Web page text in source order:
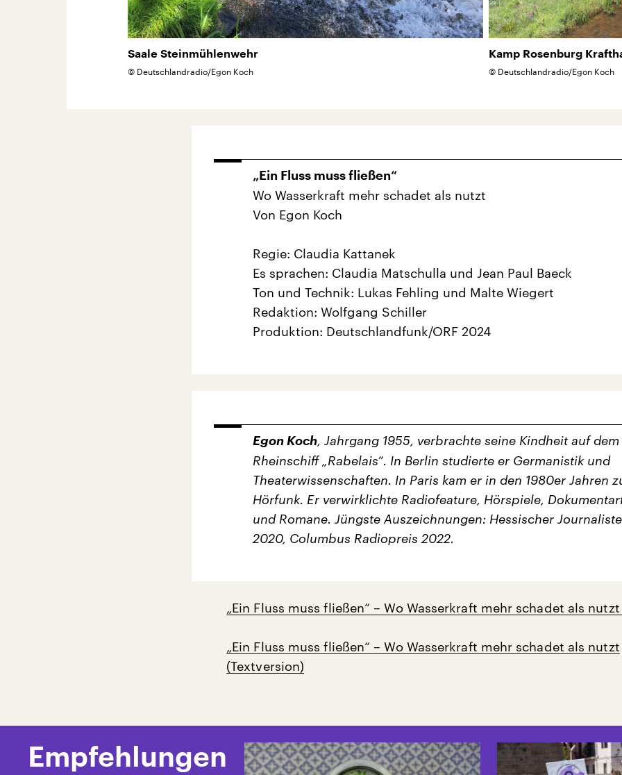
Saale Steinmühlenwehr
© Deutschlandradio/Egon Koch
Kamp Rosenburg
© Deutschlandradio/Egon Koch
„Ein Fluss muss fließen“
Wo Wasserkraft mehr schadet als nutzt
Von Egon Koch
Regie: Claudia Kattanek
Es sprachen: Claudia Matschulla und Jean Paul Baeck
Ton und Technik: Lukas Fehling und Malte Wiegert
Redaktion: Wolfgang Schiller
Produktion: Deutschlandfunk/ORF 2024
Egon Koch, Jahrgang 1955, verbrachte seine Kindheit auf dem
Rheinschiff „Rabelais“. In Berlin studierte er Germanistik und
Theaterwissenschaften. In Paris kam er in den 1980er Jahren
Hörfunk. Er verwirklichte Radiofeature, Hörspiele,
und Romane. Jüngste Auszeichnungen: Hessischer
2020, Columbus Radiopreis 2022.
„Ein Fluss muss fließen“ – Wo Wasserkraft mehr schadet als nutzt
„Ein Fluss muss fließen“ – Wo Wasserkraft mehr schadet als nutzt
(Textversion)
Empfehlungen